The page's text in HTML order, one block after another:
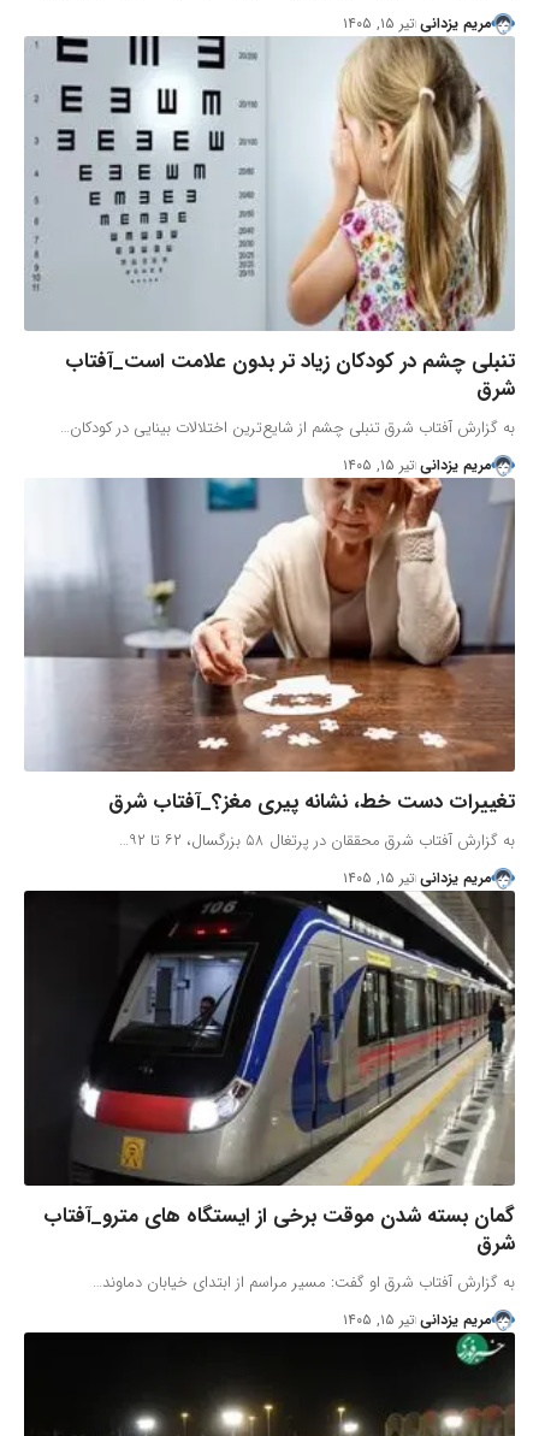
مریم یزدانی تیر ۱۵, ۱۴۰۵
تنبلی چشم در کودکان زیاد تر بدون علامت است_آفتاب
شرق
به گزارش آفتاب شرق تنبلی چشم از شایع‌ترین اختلالات بینایی در کودکان…
مریم یزدانی تیر ۱۵, ۱۴۰۵
تغییرات دست خط، نشانه پیری مغز؟_آفتاب شرق
به گزارش آفتاب شرق محققان در پرتغال ۵۸ بزرگسال، ۶۲ تا ۹۲…
مریم یزدانی تیر ۱۵, ۱۴۰۵
گمان بسته شدن موقت برخی از ایستگاه های مترو_آفتاب
شرق
به گزارش آفتاب شرق او گفت: مسیر مراسم از ابتدای خیابان دماوند…
مریم یزدانی تیر ۱۵, ۱۴۰۵